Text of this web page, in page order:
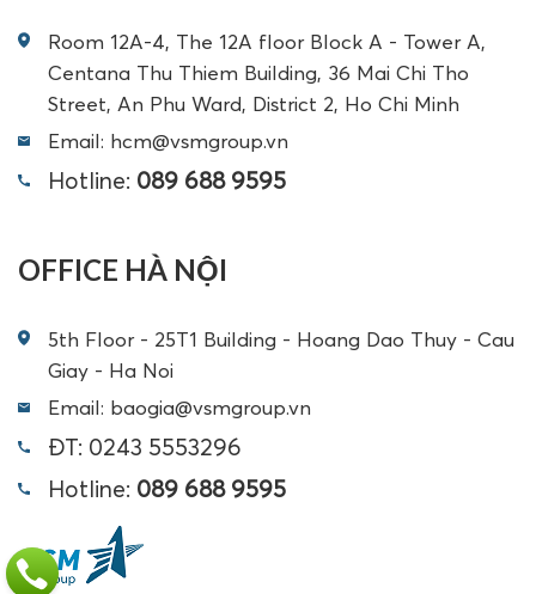
Room 12A-4, The 12A floor Block A - Tower A,
Centana Thu Thiem Building, 36 Mai Chi Tho
Street, An Phu Ward, District 2, Ho Chi Minh
Email: hcm@vsmgroup.vn
Hotline: 089 688 9595
OFFICE HÀ NỘI
5th Floor - 25T1 Building - Hoang Dao Thuy - Cau
Giay - Ha Noi
Email: baogia@vsmgroup.vn
ĐT: 0243 5553296
Hotline: 089 688 9595